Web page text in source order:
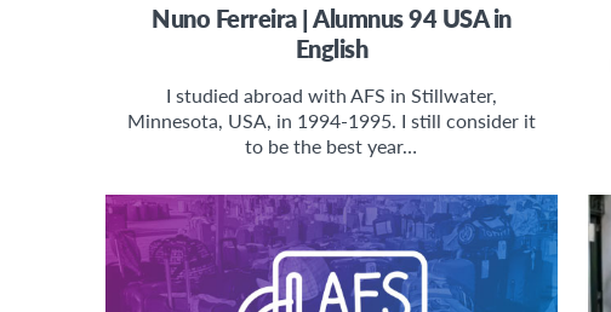
Nuno Ferreira | Alumnus 94 USA in
English
I studied abroad with AFS in Stillwater,
Minnesota, USA, in 1994-1995. I still consider it
to be the best year…